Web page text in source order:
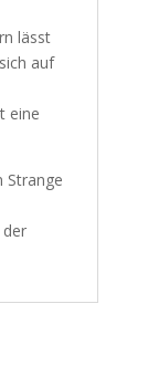
lässt
auf
eine
Strange